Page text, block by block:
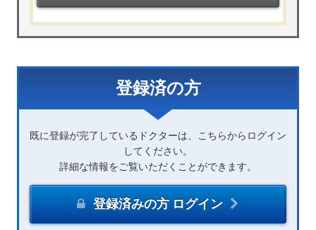
登録済の方
既に登録が完了しているドクターは、こちらからログイン
してください。
詳細な情報をご覧いただくことができます。
登録済みの方 ログイン